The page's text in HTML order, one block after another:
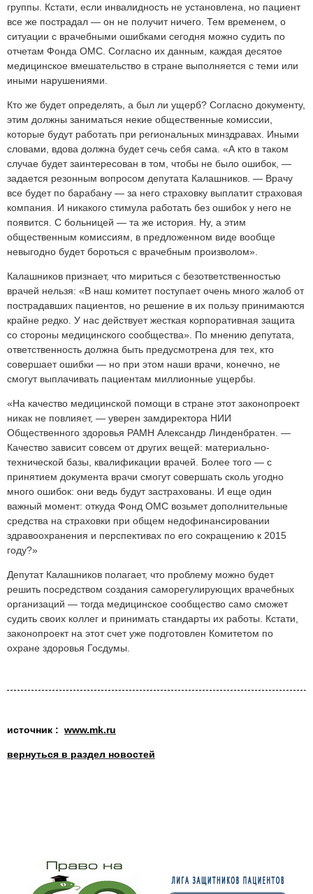
группы. Кстати, если инвалидность не установлена, но пациент
все же пострадал — он не получит ничего. Тем временем, о
ситуации с врачебными ошибками сегодня можно судить по
отчетам Фонда ОМС. Согласно их данным, каждая десятое
медицинское вмешательство в стране выполняется с теми или
иными нарушениями.
Кто же будет определять, а был ли ущерб? Согласно документу,
этим должны заниматься некие общественные комиссии,
которые будут работать при региональных минздравах. Иными
словами, вдова должна будет сечь себя сама. «А кто в таком
случае будет заинтересован в том, чтобы не было ошибок, —
задается резонным вопросом депутата Калашников. — Врачу
все будет по барабану — за него страховку выплатит страховая
компания. И никакого стимула работать без ошибок у него не
появится. С больницей — та же история. Ну, а этим
общественным комиссиям, в предложенном виде вообще
невыгодно будет бороться с врачебным произволом».
Калашников признает, что мириться с безответственностью
врачей нельзя: «В наш комитет поступает очень много жалоб от
пострадавших пациентов, но решение в их пользу принимаются
крайне редко. У нас действует жесткая корпоративная защита
со стороны медицинского сообщества». По мнению депутата,
ответственность должна быть предусмотрена для тех, кто
совершает ошибки — но при этом наши врачи, конечно, не
смогут выплачивать пациентам миллионные ущербы.
«На качество медицинской помощи в стране этот законопроект
никак не повлияет, — уверен замдиректора НИИ
Общественного здоровья РАМН Александр Линденбратен. —
Качество зависит совсем от других вещей: материально-
технической базы, квалификации врачей. Более того — с
принятием документа врачи смогут совершать сколь угодно
много ошибок: они ведь будут застрахованы. И еще один
важный момент: откуда Фонд ОМС возьмет дополнительные
средства на страховки при общем недофинансировании
здравоохранения и перспективах по его сокращению к 2015
году?»
Депутат Калашников полагает, что проблему можно будет
решить посредством создания саморегулирующих врачебных
организаций — тогда медицинское сообщество само сможет
судить своих коллег и принимать стандарты их работы. Кстати,
законопроект на этот счет уже подготовлен Комитетом по
охране здоровья Госдумы.
источник : www.mk.ru
вернуться в раздел новостей